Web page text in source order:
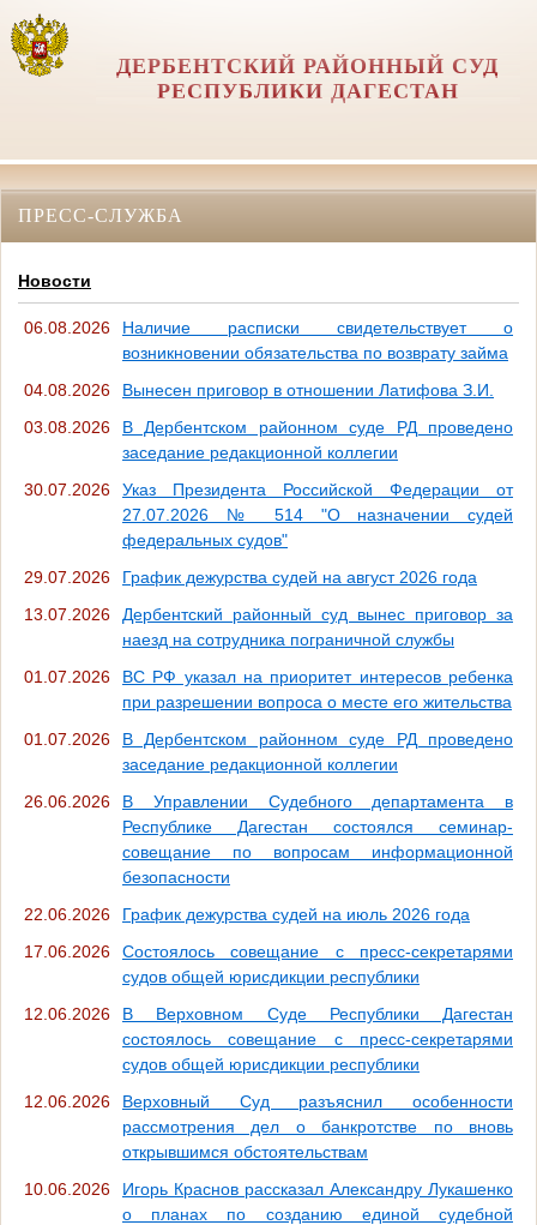
ДЕРБЕНТСКИЙ РАЙОННЫЙ СУД
РЕСПУБЛИКИ ДАГЕСТАН
ПРЕСС-СЛУЖБА
Новости
06.08.2026
Наличие расписки свидетельствует о
возникновении обязательства по возврату займа
04.08.2026
Вынесен приговор в отношении Латифова З.И.
03.08.2026
В Дербентском районном суде РД проведено
заседание редакционной коллегии
30.07.2026
Указ Президента Российской Федерации от
27.07.2026 № 514 "О назначении судей
федеральных судов"
29.07.2026
График дежурства судей на август 2026 года
13.07.2026
Дербентский районный суд вынес приговор за
наезд на сотрудника пограничной службы
01.07.2026
ВС РФ указал на приоритет интересов ребенка
при разрешении вопроса о месте его жительства
01.07.2026
В Дербентском районном суде РД проведено
заседание редакционной коллегии
26.06.2026
В Управлении Судебного департамента в
Республике Дагестан состоялся семинар-
совещание по вопросам информационной
безопасности
22.06.2026
График дежурства судей на июль 2026 года
17.06.2026
Состоялось совещание с пресс-секретарями
судов общей юрисдикции республики
12.06.2026
В Верховном Суде Республики Дагестан
состоялось совещание с пресс-секретарями
судов общей юрисдикции республики
12.06.2026
Верховный Суд разъяснил особенности
рассмотрения дел о банкротстве по вновь
открывшимся обстоятельствам
10.06.2026
Игорь Краснов рассказал Александру Лукашенко
о планах по созданию единой судебной